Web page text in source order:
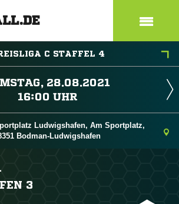
C STAFFEL 4

 
Ludwigshafen, Am Sportplatz,
Bodman-Ludwigshafen
3